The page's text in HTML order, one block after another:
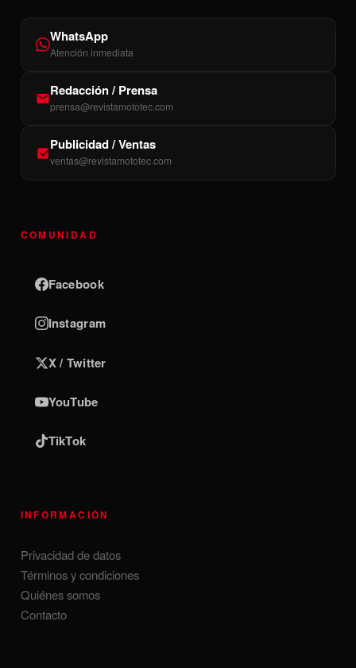
WhatsApp
Atención inmediata
Redacción / Prensa
prensa@revistamototec.com
Publicidad / Ventas
ventas@revistamototec.com
COMUNIDAD
Facebook
Instagram
X / Twitter
YouTube
TikTok
INFORMACIÓN
Privacidad de datos
Términos y condiciones
Quiénes somos
Contacto